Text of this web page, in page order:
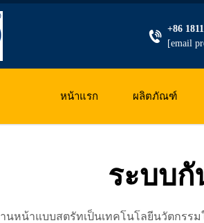
+86
[email
หน้าแรก ผลิตภัณฑ์
ระบบ
นหน้าแบบสตรัทเป็นเทคโนโลยีนวัตกร